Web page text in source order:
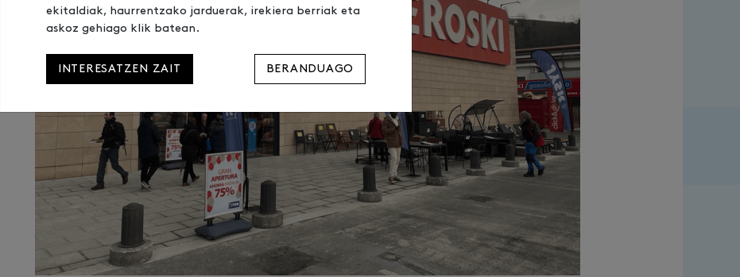
ekitaldiak, haurrentzako jarduerak, irekiera berriak eta
askoz gehiago klik batean.
INTERESATZEN ZAIT BERANDUAGO